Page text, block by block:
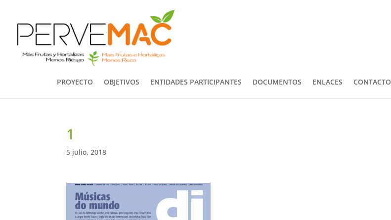
PROYECTO OBJETIVOS ENTIDADES PARTICIPANTES DOCUMENTOS ENLACES CONTACTO
1
5 julio, 2018